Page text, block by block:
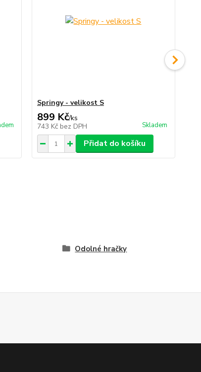
Springy - velikost S
899 Kč/ks
743 Kč bez DPH Skladem
Přidat do košíku
Odolné hračky